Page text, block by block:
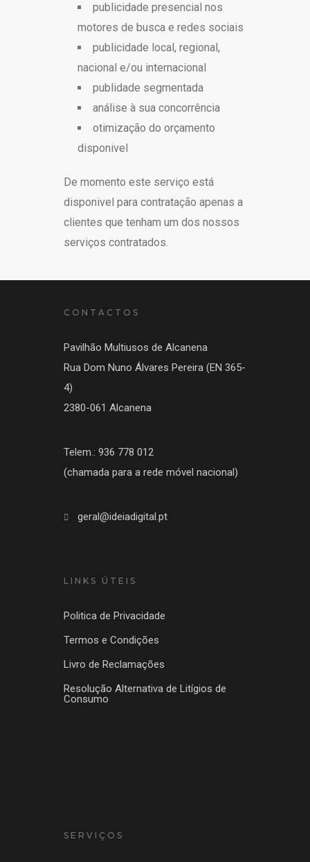
publicidade presencial nos
motores de busca e redes sociais
publicidade local, regional,
nacional e/ou internacional
publidade segmentada
análise à sua concorrência
otimização do orçamento
disponivel
De momento este serviço está
disponivel para contratação apenas a
clientes que tenham um dos nossos
serviços contratados.
CONTACTOS
Pavilhão Multiusos de Alcanena
Rua Dom Nuno Álvares Pereira (EN 365-
4)
2380-061 Alcanena
Telem.: 936 778 012
(chamada para a rede móvel nacional)
geral@ideiadigital.pt
LINKS ÚTEIS
Politica de Privacidade
Termos e Condições
Livro de Reclamações
Resolução Alternativa de Litígios de
Consumo
SERVIÇOS